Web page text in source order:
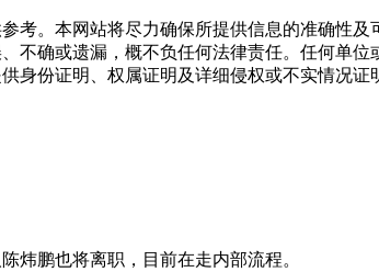
。本网站将尽力确保所提供信息的准确性及
不确或遗漏，概不负任何法律责任。任何单位
身份证明、权属证明及详细侵权或不实情况证
鹏也将离职，目前在走内部流程。